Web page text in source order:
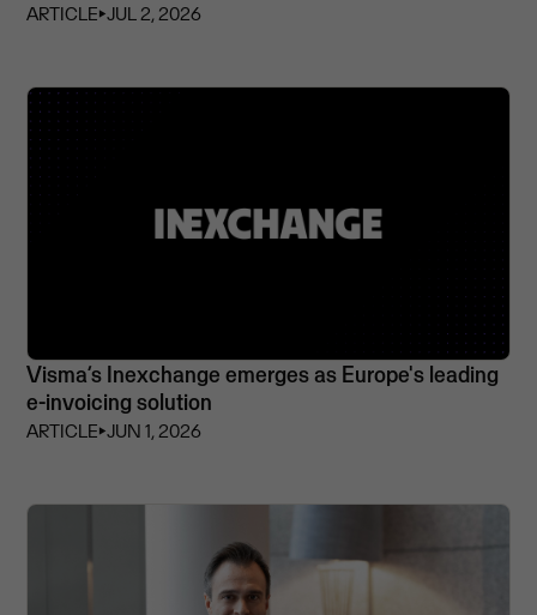
ARTICLE⏵JUL 2, 2026
Visma’s Inexchange emerges as Europe's leading
e-invoicing solution
ARTICLE⏵JUN 1, 2026